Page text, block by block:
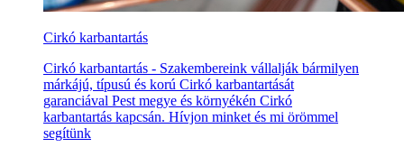
Cirkó karbantartás
Cirkó karbantartás - Szakembereink vállalják bármilyen
márkájú, típusú és korú Cirkó karbantartását
garanciával Pest megye és környékén Cirkó
karbantartás kapcsán. Hívjon minket és mi örömmel
segítünk